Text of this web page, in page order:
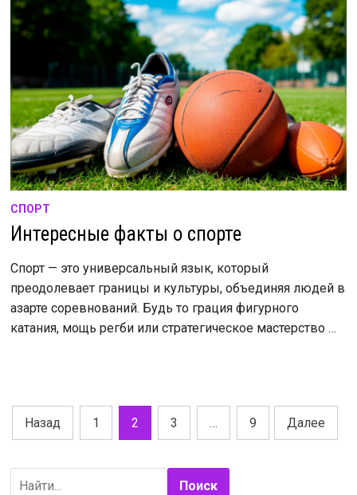
СПОРТ
Интересные факты о спорте
Спорт — это универсальный язык, который
преодолевает границы и культуры, объединяя людей в
азарте соревнований. Будь то грация фигурного
катания, мощь регби или стратегическое мастерство …
Пагинация
Назад 1 2 3 … 9 Далее
Поиск